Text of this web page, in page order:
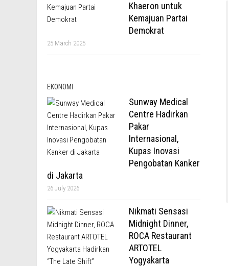
Khaeron untuk
Kemajuan Partai
Demokrat
25 March 2025
EKONOMI
Sunway Medical
Centre Hadirkan
Pakar
Internasional,
Kupas Inovasi
Pengobatan Kanker
di Jakarta
26 July 2026
Nikmati Sensasi
Midnight Dinner,
ROCA Restaurant
ARTOTEL
Yogyakarta